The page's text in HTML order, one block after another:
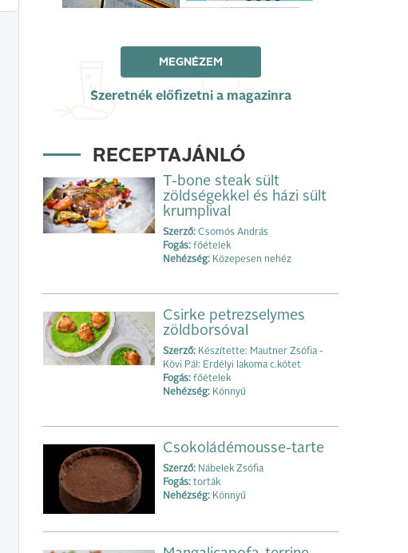
MEGNÉZEM
Szeretnék előfizetni a magazinra
RECEPTAJÁNLÓ
T-bone steak sült
zöldségekkel és házi sült
krumplival
Szerző: Csomós András
Fogás: főételek
Nehézség: Közepesen nehéz
Csirke petrezselymes
zöldborsóval
Szerző: Készítette: Mautner Zsófia -
Kövi Pál: Erdélyi lakoma c.kötet
Fogás: főételek
Nehézség: Könnyű
Csokoládémousse-tarte
Szerző: Nábelek Zsófia
Fogás: torták
Nehézség: Könnyű